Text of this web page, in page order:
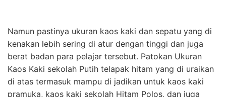
Namun pastinya ukuran kaos kaki dan sepatu yang di
kenakan lebih sering di atur dengan tinggi dan juga
berat badan para pelajar tersebut. Patokan Ukuran
Kaos Kaki sekolah Putih telapak hitam yang di uraikan
di atas termasuk mampu di jadikan untuk kaos kaki
pramuka, kaos kaki sekolah Hitam Polos, dan juga